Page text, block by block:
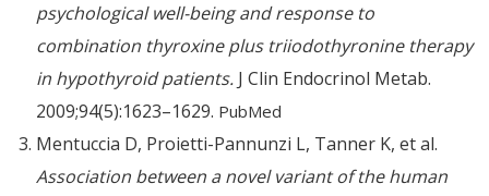
psychological well-being and response to
combination thyroxine plus triiodothyronine therapy
in hypothyroid patients. J Clin Endocrinol Metab.
2009;94(5):1623–1629. PubMed
Mentuccia D, Proietti-Pannunzi L, Tanner K, et al.
Association between a novel variant of the human